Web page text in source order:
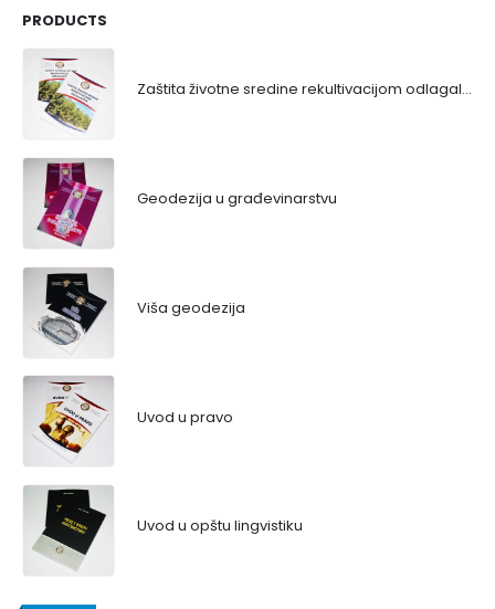
PRODUCTS
Zaštita životne sredine rekultivacijom odlagališta
Geodezija u građevinarstvu
Viša geodezija
Uvod u pravo
Uvod u opštu lingvistiku